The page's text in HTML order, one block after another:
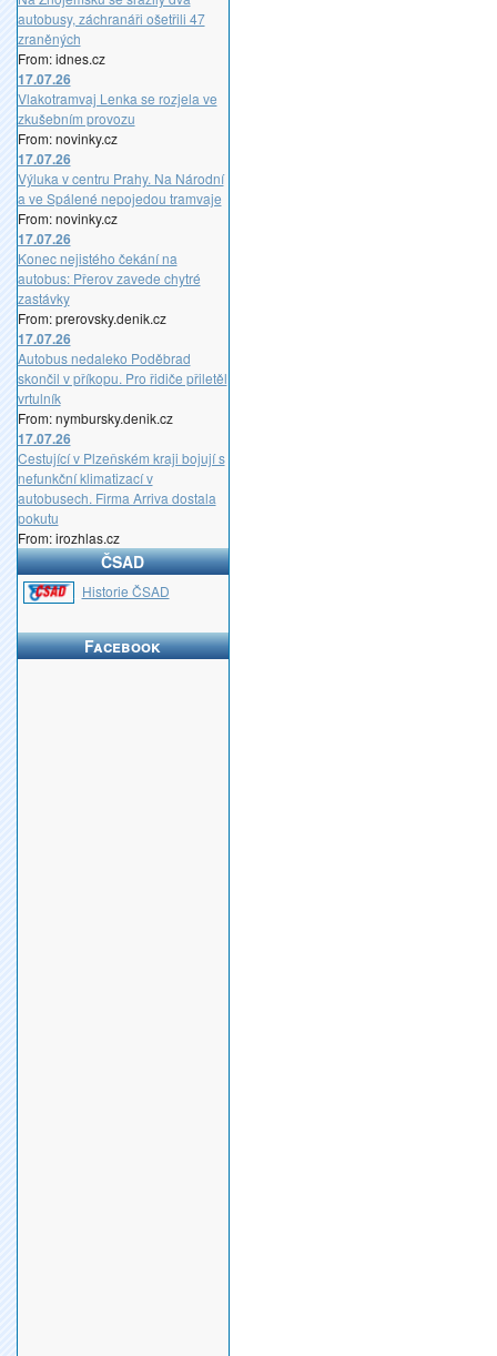
autobusy, záchranáři ošetřili 47
zraněných
From: idnes.cz
17.07.26
Vlakotramvaj Lenka se rozjela ve
zkušebním provozu
From: novinky.cz
17.07.26
Výluka v centru Prahy. Na Národní
a ve Spálené nepojedou tramvaje
From: novinky.cz
17.07.26
Konec nejistého čekání na
autobus: Přerov zavede chytré
zastávky
From: prerovsky.denik.cz
17.07.26
Autobus nedaleko Poděbrad
skončil v příkopu. Pro řidiče přiletěl
vrtulník
From: nymbursky.denik.cz
17.07.26
Cestující v Plzeňském kraji bojují s
nefunkční klimatizací v
autobusech. Firma Arriva dostala
pokutu
From: irozhlas.cz
ČSAD
Historie ČSAD
Facebook